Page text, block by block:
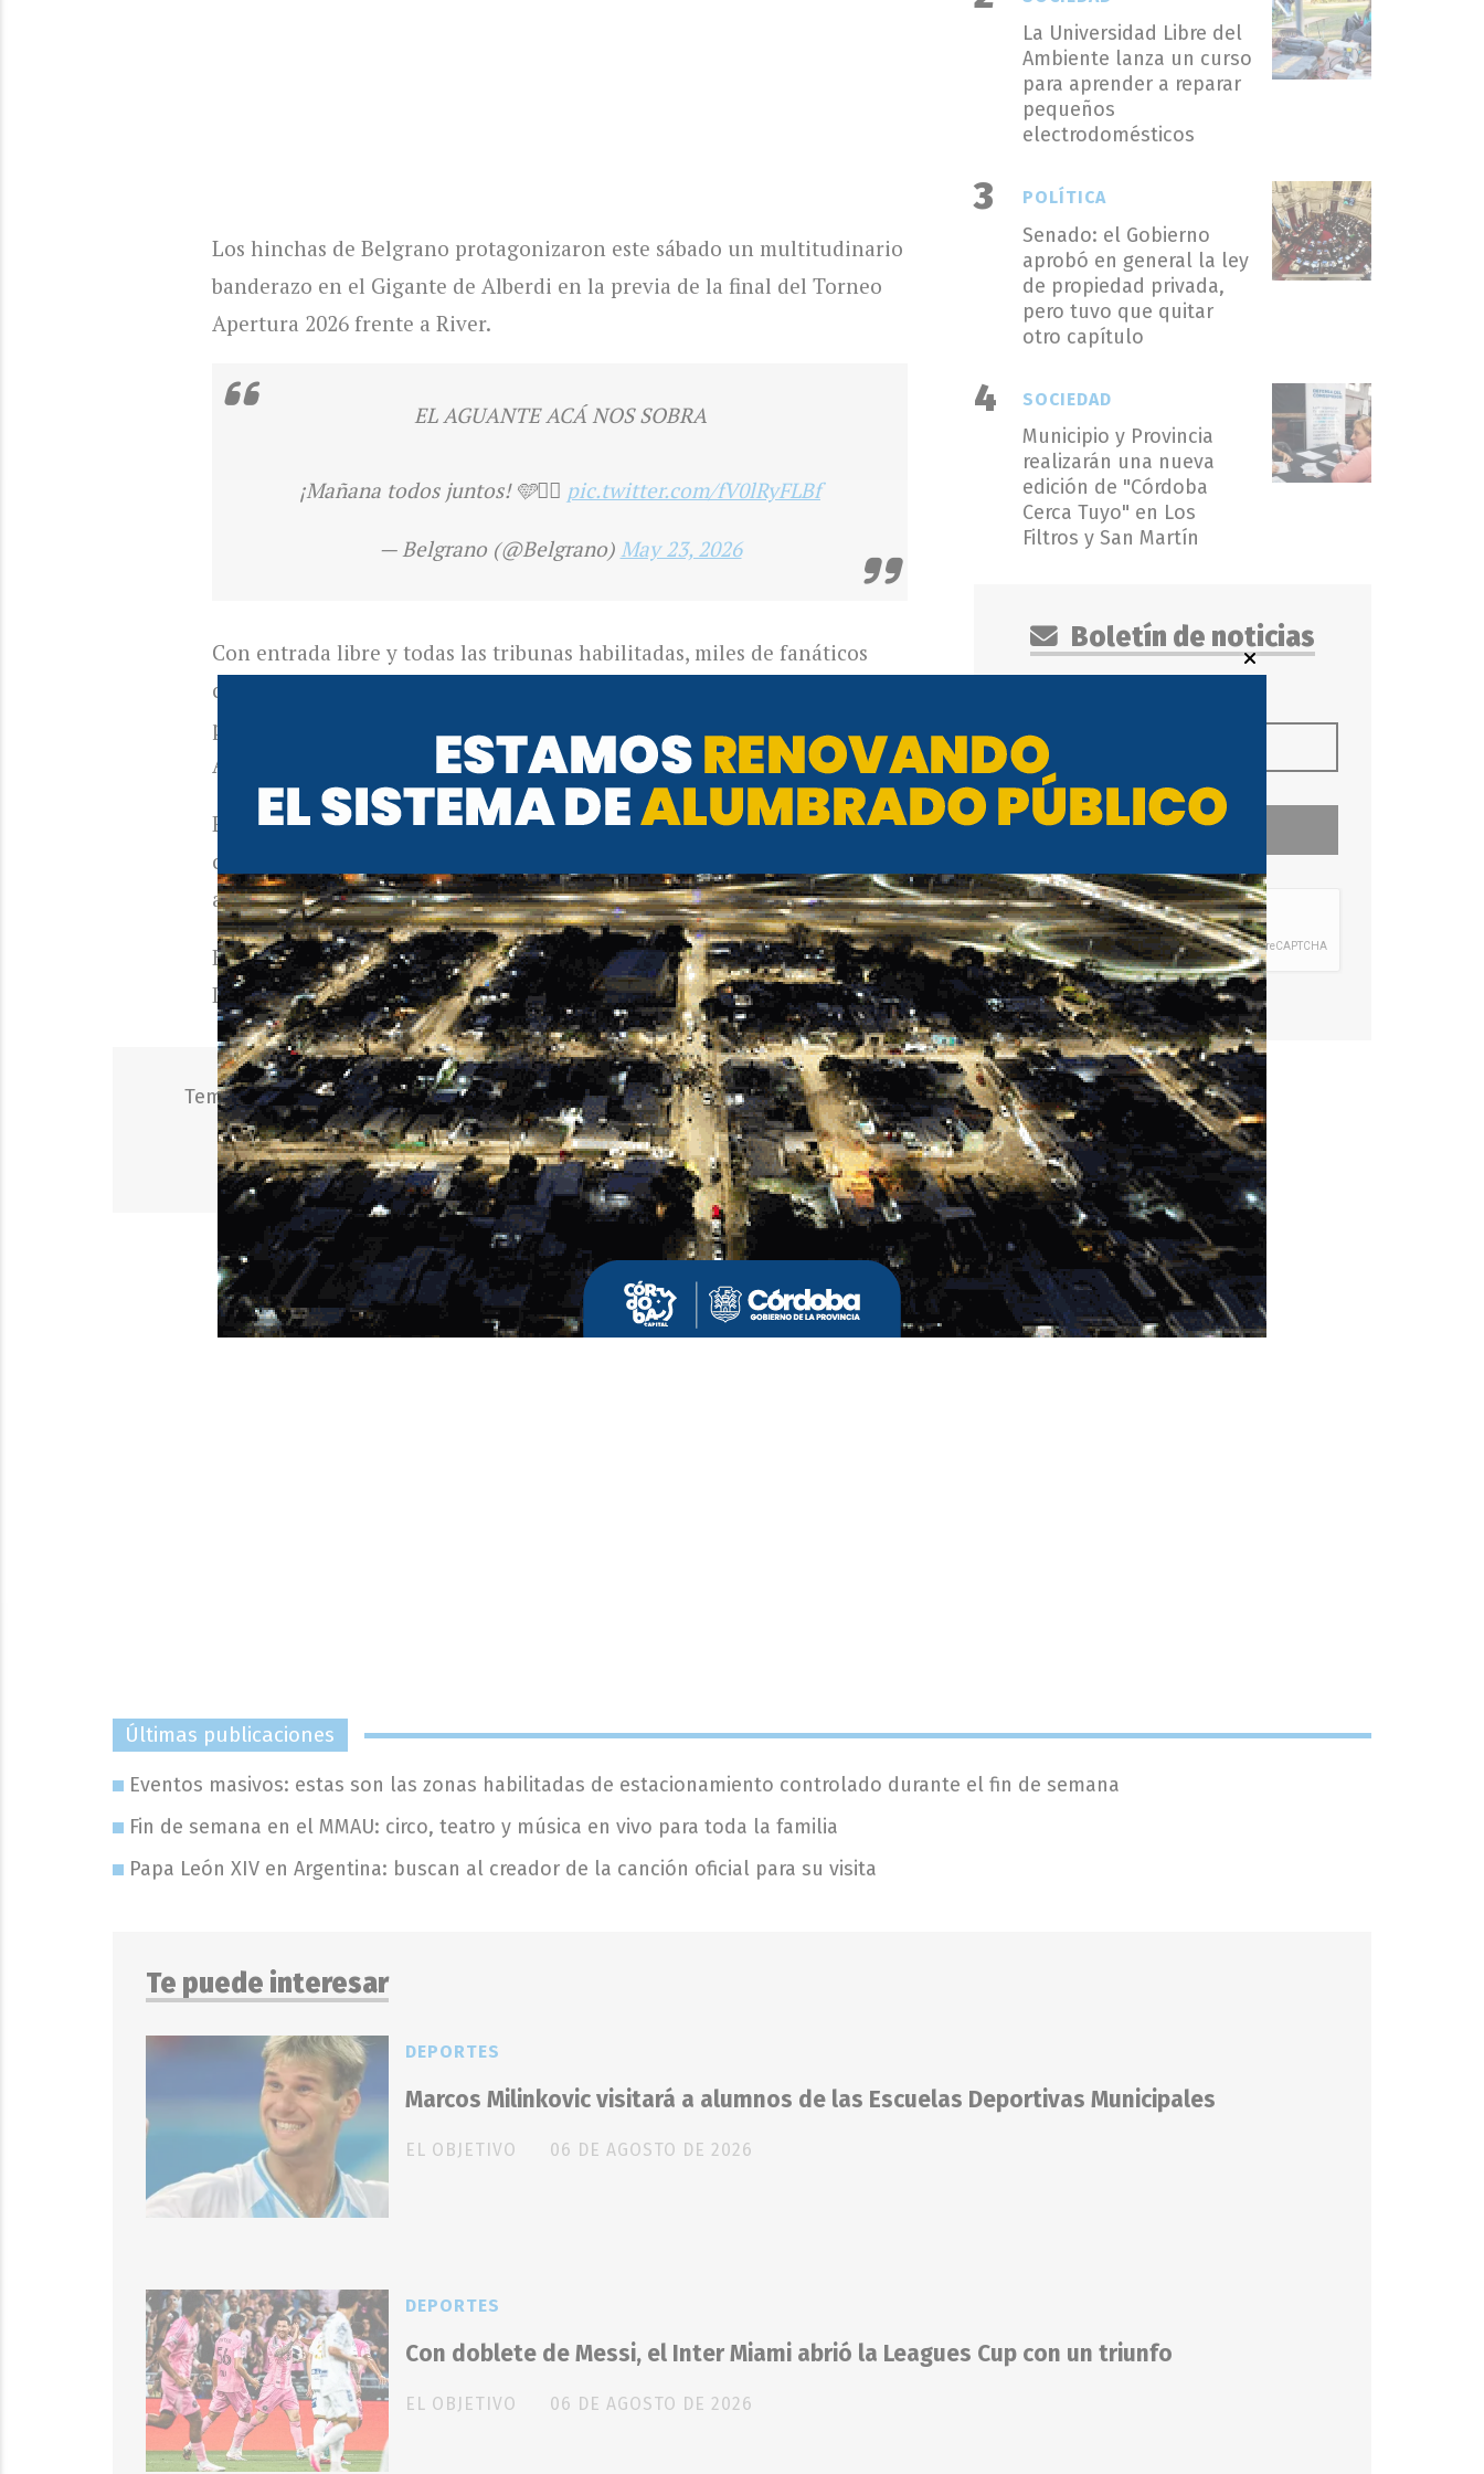
Los hinchas de Belgrano protagonizaron este sábado un multitudinario
banderazo en el Gigante de Alberdi en la previa de la final del Torneo
Apertura 2026 frente a River.
EL AGUANTE ACÁ NOS SOBRA
¡Mañana todos juntos! 🩵🏴‍☠️ pic.twitter.com/fV0lRyFLBf
— Belgrano (@Belgrano) May 23, 2026
Con entrada libre y todas las tribunas habilitadas, miles de fanáticos
colmaron el estadio para brindarle el último aliento al plantel dirigido
por
antes del duelo decisivo en el
Estadio Mario
Alberto Kempes
El momento más emotivo se vivió cuando los jugadores ingresaron al
campo de juego y el estadio se iluminó con celulares, bengalas y fuegos
artificiales, en medio de un clima de fiesta y emoción.
Belgrano buscará este domingo conseguir el primer título de Primera
División de su historia, acompañado por el apoyo masivo de su gente.
BANDERAZO PIRATA BELGRANO FINAL KEMPES
RIVER TORNEO APERTURA 2026
Últimas publicaciones
Eventos masivos: estas son las zonas habilitadas de estacionamiento controlado durante el fin de semana
Fin de semana en el MMAU: circo, teatro y música en vivo para toda la familia
Papa León XIV en Argentina: buscan al creador de la canción oficial para su visita
Te puede interesar
Marcos Milinkovic visitará a alumnos de las Escuelas Deportivas Municipales
EL OBJETIVO
DEPORTES
06 DE AGOSTO DE 2026
Con doblete de Messi, el Inter Miami abrió la Leagues Cup con un triunfo
EL OBJETIVO
DEPORTES
06 DE AGOSTO DE 2026
La Universidad Libre del
Ambiente lanza un curso
para aprender a reparar
pequeños
electrodomésticos
Senado: el Gobierno
aprobó en general la ley
de propiedad privada,
pero tuvo que quitar
otro capítulo
POLÍTICA
Municipio y Provincia
realizarán una nueva
edición de "Córdoba
Cerca Tuyo" en Los
Filtros y San Martín
SOCIEDAD
Boletín de noticias
Suscribirme